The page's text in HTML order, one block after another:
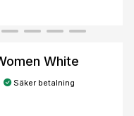
White
Säker betalning